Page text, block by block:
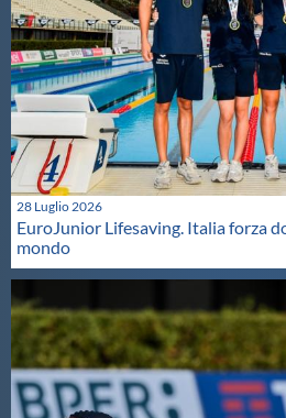
28 Luglio 2026
EuroJunior Lifesaving. Italia forza
mondo